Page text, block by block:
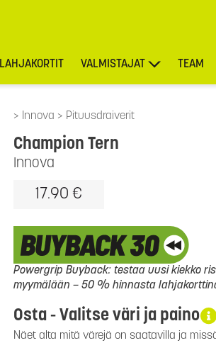
LAHJAKORTIT VALMISTAJAT TEAM
Innova Pituusdraiverit
Innova
Champion Tern
17.90 €
Powergrip Buyback: testaa uusi kiekko
myymälään – 50 % hinnasta
Osta - Valitse väri ja paino
Näet alta mitä värejä on saatavilla ja